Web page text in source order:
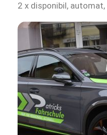
2 x disponibil, automat,